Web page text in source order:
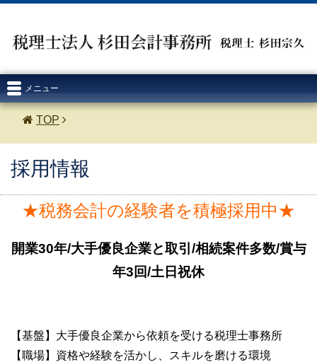
メニュー
TOP
採用情報
★税務会計の経験者を積極採用中★
開業30年/大手優良企業と取引/相続案件多数/賞与
年3回/土日祝休
【基盤】大手優良企業から依頼を受ける税理士事務所
【職場】資格や経験を活かし、スキルを磨ける環境